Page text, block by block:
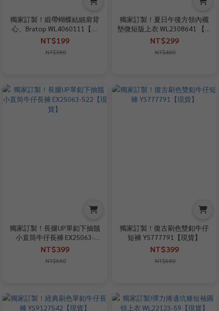
獨家訂製！緞帶蝴蝶結細肩背
心、Bratop WL4060111【現
貨】
NT$199
NT$380
獨家訂製！夏日午後方領內襯
墊微短版上衣 WL2308641 【現
貨】
NT$299
NT$480
獨家訂製！長腿UP單釦下抽鬚
小直筒牛仔長褲 EX25063-
522【現貨】
NT$399
NT$680
獨家訂製！復古刷色雙釦牛仔
短褲 YS777791【現貨】
NT$399
NT$680